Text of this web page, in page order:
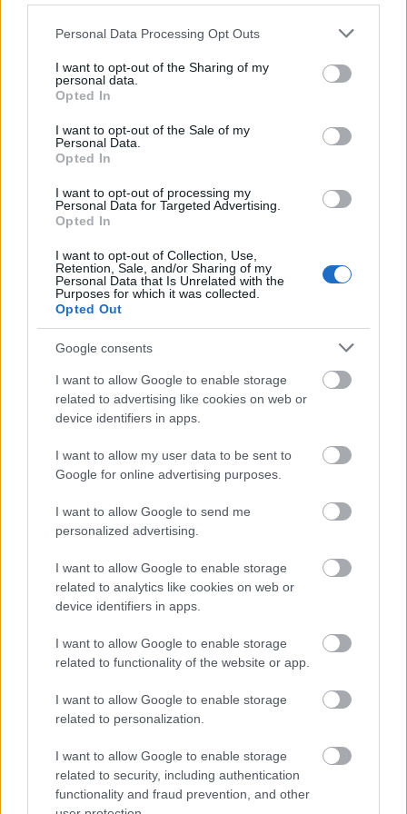
Please note that this website/app uses one or more Google
not limited to your visit or usage behaviour. You may click to
grant or deny consent to Google and its third-party tags to
use your data for below specified purposes in below Google
consent section.
Personal Data Processing Opt Outs
I want to opt-out of the Sharing of my
personal data.
Opted In
I want to opt-out of the Sale of my
Personal Data.
Opted In
I want to opt-out of processing my
Personal Data for Targeted Advertising.
Opted In
I want to opt-out of Collection, Use,
Retention, Sale, and/or Sharing of my
Personal Data that Is Unrelated with the
Purposes for which it was collected.
Opted Out
Google consents
I want to allow Google to enable storage
related to advertising like cookies on web or
device identifiers in apps.
I want to allow my user data to be sent to
Google for online advertising purposes.
I want to allow Google to send me
personalized advertising.
I want to allow Google to enable storage
related to analytics like cookies on web or
device identifiers in apps.
I want to allow Google to enable storage
related to functionality of the website or app.
I want to allow Google to enable storage
related to personalization.
I want to allow Google to enable storage
related to security, including authentication
functionality and fraud prevention, and other
Πιστοποίηση Υπολογιστών σε 2
μέρες
Μάθε πρώτος όλες τις σημαντικές
ειδήσεις.
Βάλε το proson.gr στα αποτελέσματα
αναζήτησης της Google
Δημοφιλείς Ειδήσεις
ΑΣΕΠ: Νέος γραπτός διαγωνισμός -
Μόνιμοι στο υπουργείο Εξωτερικών
Κατώτατος μισθός: Σενάριο για
αύξηση στα 1.000 ευρώ από το 2027
Δημόσιο - Στις 1.102 οι αιτήσεις
(στατιστικά)